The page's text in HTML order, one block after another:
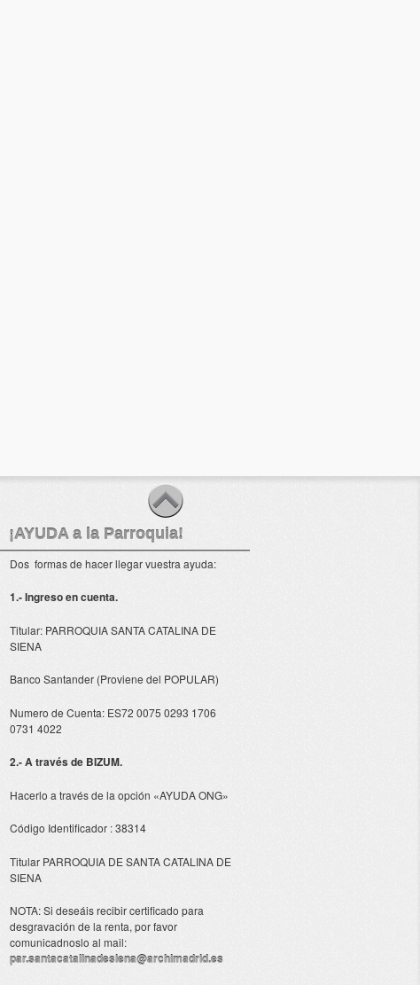
¡AYUDA a la Parroquia!
Dos formas de hacer llegar vuestra ayuda:
1.- Ingreso en cuenta.
Titular: PARROQUIA SANTA CATALINA DE
SIENA
Banco Santander (Proviene del POPULAR)
Numero de Cuenta: ES72 0075 0293 1706
0731 4022
2.- A través de BIZUM.
Hacerlo a través de la opción «AYUDA ONG»
Código Identificador : 38314
Titular PARROQUIA DE SANTA CATALINA DE
SIENA
NOTA: Si deseáis recibir certificado para
desgravación de la renta, por favor
comunicadnoslo al mail:
par.santacatalinadesiena@archimadrid.es